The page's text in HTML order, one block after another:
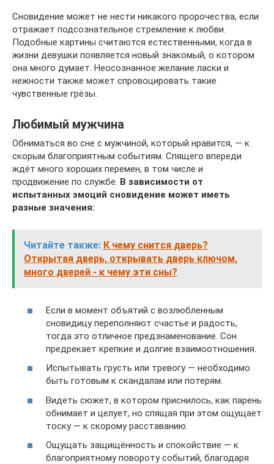
Сновидение может не нести никакого пророчества, если
отражает подсознательное стремление к любви.
Подобные картины считаются естественными, когда в
жизни девушки появляется новый знакомый, о котором
она много думает. Неосознанное желание ласки и
нежности также может спровоцировать такие
чувственные грёзы.
Любимый мужчина
Обниматься во сне с мужчиной, который нравится, — к
скорым благоприятным событиям. Спящего впереди
ждёт много хороших перемен, в том числе и
продвижение по службе. В зависимости от
испытанных эмоций сновидение может иметь
разные значения:
Читайте также: К чему снится дверь?
Открытая дверь, открывать дверь ключом,
много дверей - к чему эти сны?
Если в момент объятий с возлюбленным
сновидицу переполняют счастье и радость,
тогда это отличное предзнаменование. Сон
предрекает крепкие и долгие взаимоотношения.
Испытывать грусть или тревогу — необходимо
быть готовым к скандалам или потерям.
Видеть сюжет, в котором приснилось, как парень
обнимает и целует, но спящая при этом ощущает
тоску — к скорому расставанию.
Ощущать защищённость и спокойствие — к
благоприятному повороту событий, благодаря